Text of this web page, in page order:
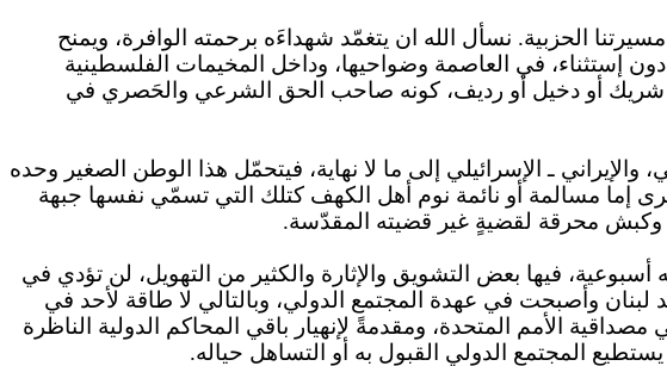
الحزبية. نسأل الله ان يتغمّد شهداءَه برحمته الوافرة، ويمنح
دون إستثناء، في العاصمة وضواحيها، وداخل المخيمات الفلسطينية
شريك أو دخيل أو رديف، كونه صاحب الحق الشرعي والحَصري في
والإيراني ـ الإسرائيلي إلى ما لا نهاية، فيتحمّل هذا الوطن الصغير وحده
إما مسالمة أو نائمة نوم أهل الكهف كتلك التي تسمّي نفسها جبهة
وكبش محرقة لقضيةٍ غير قضيته المقدّسة.
فيها بعض التشويق والإثارة والكثير من التهويل، لن تؤدي في
لبنان وأصبحت في عهدة المجتمع الدولي، وبالتالي لا طاقة لأحد في
مصداقية الأمم المتحدة، ومقدمةً لإنهيار باقي المحاكم الدولية الناظرة
المجتمع الدولي القبول به أو التساهل حياله.